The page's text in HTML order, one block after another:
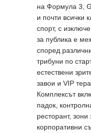
на Формула 3,
и почти всички
спорт, с
за публика е
според
трибуни по
естествени
завои и VIP
Комплексът
падок,
ресторант,
корпоративни